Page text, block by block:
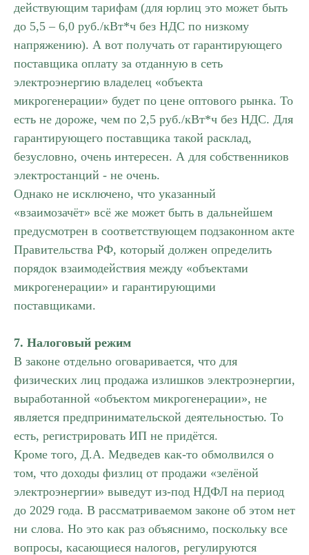
действующим тарифам (для юрлиц это может быть
до 5,5 – 6,0 руб./кВт*ч без НДС по низкому
напряжению). А вот получать от гарантирующего
поставщика оплату за отданную в сеть
электроэнергию владелец «объекта
микрогенерации» будет по цене оптового рынка. То
есть не дороже, чем по 2,5 руб./кВт*ч без НДС. Для
гарантирующего поставщика такой расклад,
безусловно, очень интересен. А для собственников
электростанций - не очень.
Однако не исключено, что указанный
«взаимозачёт» всё же может быть в дальнейшем
предусмотрен в соответствующем подзаконном акте
Правительства РФ, который должен определить
порядок взаимодействия между «объектами
микрогенерации» и гарантирующими
поставщиками.
7. Налоговый режим
В законе отдельно оговаривается, что для
физических лиц продажа излишков электроэнергии,
выработанной «объектом микрогенерации», не
является предпринимательской деятельностью. То
есть, регистрировать ИП не придётся.
Кроме того, Д.А. Медведев как-то обмолвился о
том, что доходы физлиц от продажи «зелёной
электроэнергии» выведут из-под НДФЛ на период
до 2029 года. В рассматриваемом законе об этом нет
ни слова. Но это как раз объяснимо, поскольку все
вопросы, касающиеся налогов, регулируются